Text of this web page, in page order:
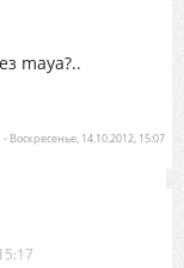
maya?..
- Воскресенье, 14.10.2012, 15:07